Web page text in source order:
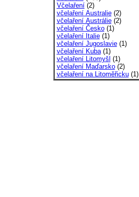
Včelaření(2)
včelaření Australie(2)
včelaření Austrálie(2)
včelaření Česko(1)
včelaření Italie(1)
včelaření Jugoslavie(1)
včelaření Kuba(1)
včelaření Litomyšl (1)
včelaření Maďarsko(2)
včelaření na Litoměřicku(1)